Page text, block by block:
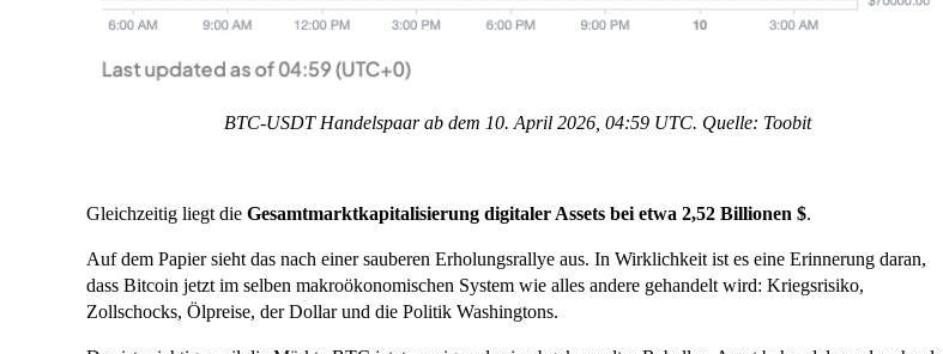
BTC-USDT Handelspaar ab dem 10. April 2026, 04:59 UTC. Quelle: Toobit
Gleichzeitig liegt die Gesamtmarktkapitalisierung digitaler Assets bei etwa 2,52 Billionen $.
Auf dem Papier sieht das nach einer sauberen Erholungsrallye aus. In Wirklichkeit ist es eine Erinnerung daran,
dass Bitcoin jetzt im selben makroökonomischen System wie alles andere gehandelt wird: Kriegsrisiko,
Zollschocks, Ölpreise, der Dollar und die Politik Washingtons.